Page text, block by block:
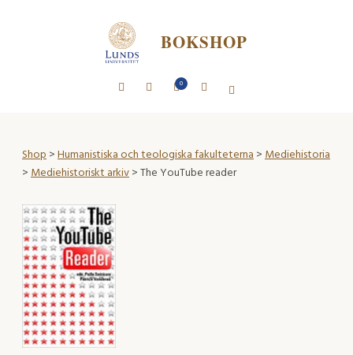
BOKSHOP
0
Shop>Humanistiska och teologiska fakulteterna>Mediehistoria
>Mediehistoriskt arkiv> The YouTube reader